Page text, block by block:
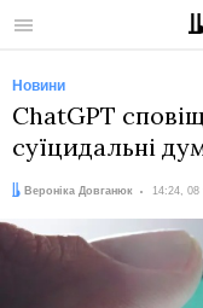
Меню
Новини
ChatGPT
суїцидальні
Автор:
Вероніка Довганюк
Дата: 14:24, 08